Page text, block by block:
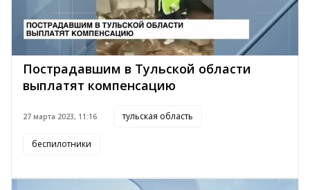
Пострадавшим в Тульской области
выплатят компенсацию
27 марта 2023, 11:16 тульская область
беспилотники